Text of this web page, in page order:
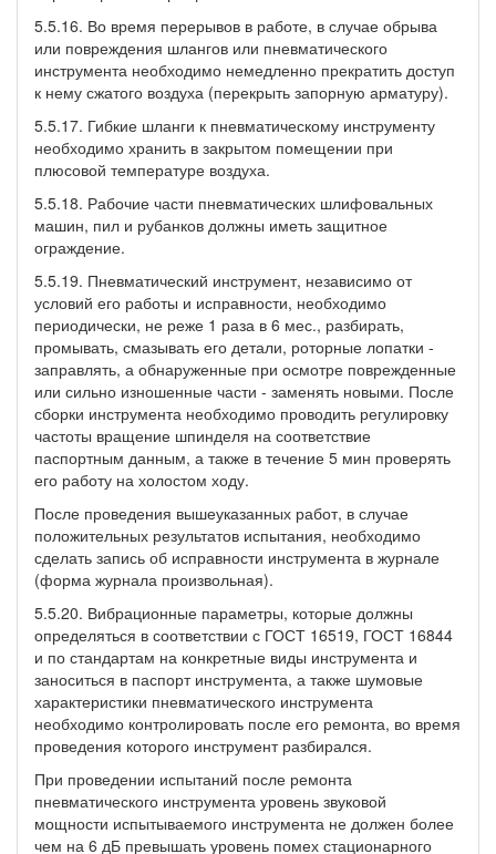
5.5.16. Во время перерывов в работе, в случае обрыва
или повреждения шлангов или пневматического
инструмента необходимо немедленно прекратить доступ
к нему сжатого воздуха (перекрыть запорную арматуру).
5.5.17. Гибкие шланги к пневматическому инструменту
необходимо хранить в закрытом помещении при
плюсовой температуре воздуха.
5.5.18. Рабочие части пневматических шлифовальных
машин, пил и рубанков должны иметь защитное
ограждение.
5.5.19. Пневматический инструмент, независимо от
условий его работы и исправности, необходимо
периодически, не реже 1 раза в 6 мес., разбирать,
промывать, смазывать его детали, роторные лопатки -
заправлять, а обнаруженные при осмотре поврежденные
или сильно изношенные части - заменять новыми. После
сборки инструмента необходимо проводить регулировку
частоты вращение шпинделя на соответствие
паспортным данным, а также в течение 5 мин проверять
его работу на холостом ходу.
После проведения вышеуказанных работ, в случае
положительных результатов испытания, необходимо
сделать запись об исправности инструмента в журнале
(форма журнала произвольная).
5.5.20. Вибрационные параметры, которые должны
определяться в соответствии с ГОСТ 16519, ГОСТ 16844
и по стандартам на конкретные виды инструмента и
заноситься в паспорт инструмента, а также шумовые
характеристики пневматического инструмента
необходимо контролировать после его ремонта, во время
проведения которого инструмент разбирался.
При проведении испытаний после ремонта
пневматического инструмента уровень звуковой
мощности испытываемого инструмента не должен более
чем на 6 дБ превышать уровень помех стационарного